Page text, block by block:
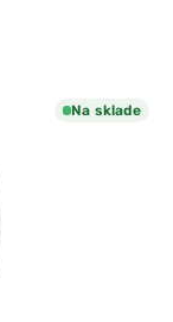
Na sklade